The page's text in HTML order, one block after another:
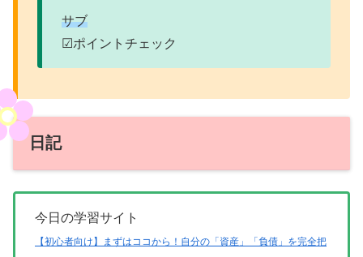
サブ
☑ポイントチェック
日記
今日の学習サイト
【初心者向け】まずはココから！自分の「資産」「負債」を完全把